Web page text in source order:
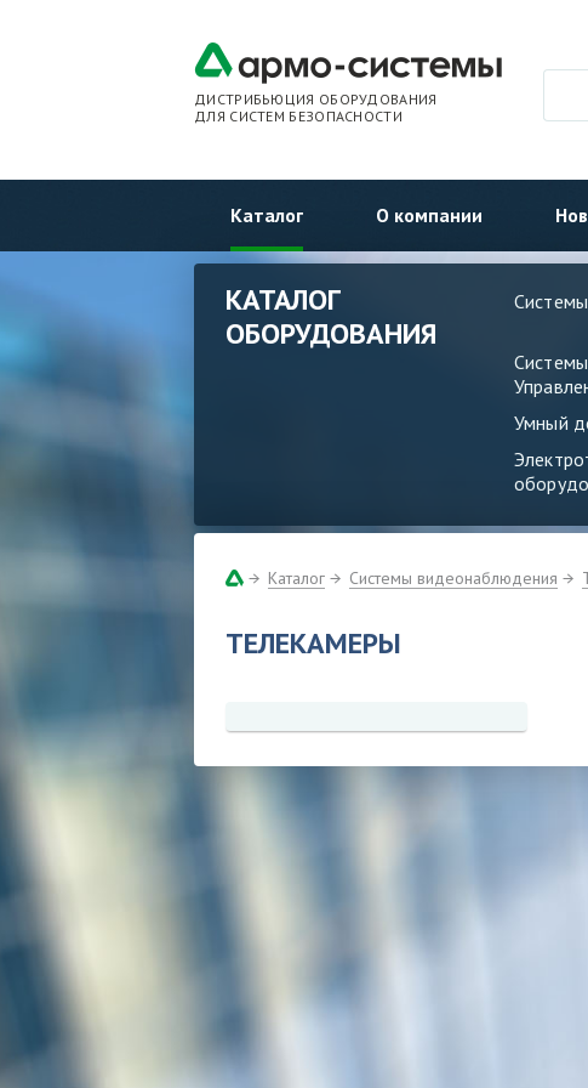
ДИСТРИБЬЮЦИЯ ОБОРУДОВАНИЯ
ДЛЯ СИСТЕМ БЕЗОПАСНОСТИ
Каталог О компании
КАТАЛОГ
ОБОРУДОВАНИЯ
Умный
Каталог Системы видеонаблюдения
ТЕЛЕКАМЕРЫ